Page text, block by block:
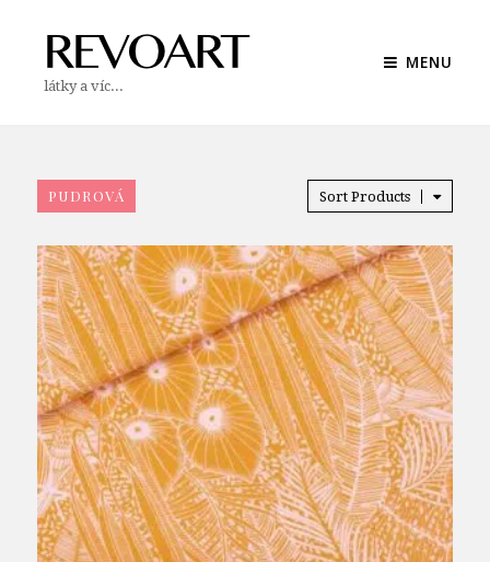
látky a víc...
MENU
PUDROVÁ Sort Products